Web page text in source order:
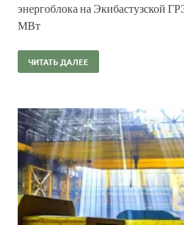
энергоблока на Экибастузской
МВт
ЧИТАТЬ ДАЛЕЕ